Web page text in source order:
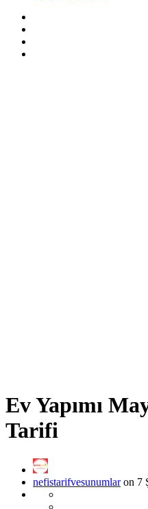
Ev Yapımı
Tarifi
nefistarifvesunumlaron 7